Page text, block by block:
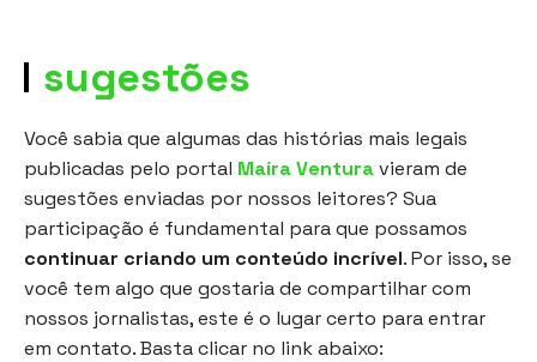
sugestões
Você sabia que algumas das histórias mais legais
publicadas pelo portal Maíra Venturavieram de
sugestões enviadas por nossos leitores? Sua
participação é fundamental para que possamos
continuar criando um conteúdo incrível. Por isso, se
você tem algo que gostaria de compartilhar com
nossos jornalistas, este é o lugar certo para entrar
em contato. Basta clicar no link abaixo: